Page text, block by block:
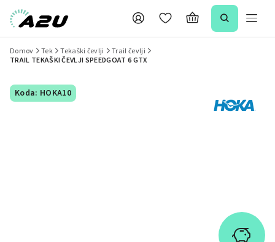
Domov Tek Tekaški čevlji
Trail čevlji
TRAIL TEKAŠKI ČEVLJI SPEEDGOAT 6 GTX
Koda: HOKA10